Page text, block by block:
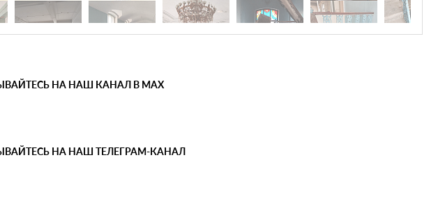
НА НАШ КАНАЛ В MAX
НА НАШ ТЕЛЕГРАМ-КАНАЛ